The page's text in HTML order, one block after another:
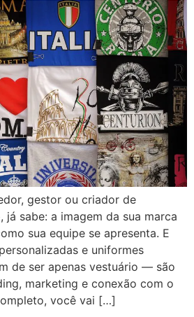
gestor ou criador de
já sabe: a imagem da sua marca
sua equipe se apresenta. E
e uniformes
de ser apenas vestuário — são
marketing e conexão com o
você vai […]